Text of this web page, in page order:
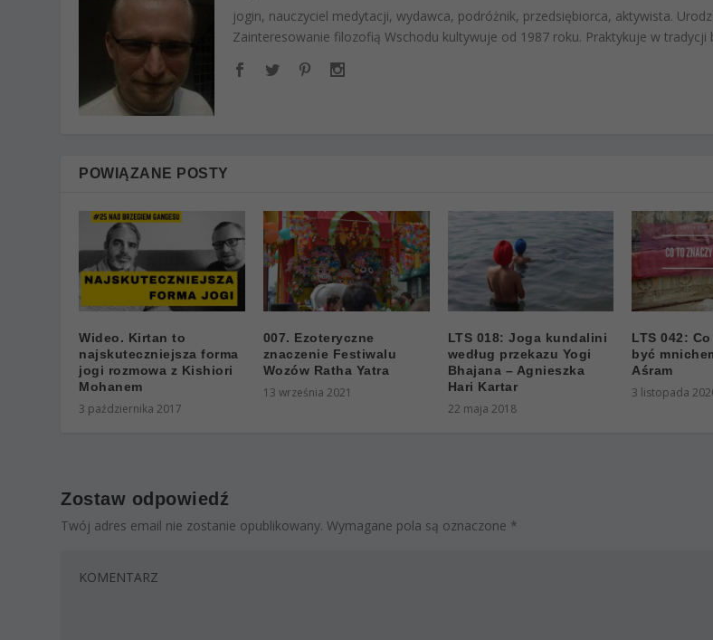
jogin, nauczyciel medytacji, wydawca, podróżnik, przedsiębiorca, aktywista.
Zainteresowanie filozofią Wschodu kultywuje od 1987 roku. Praktykuje w tradycji
POWIĄZANE POSTY
Wideo. Kirtan to
najskuteczniejsza forma
jogi rozmowa z Kishiori
Mohanem
3 października 2017
007. Ezoteryczne
znaczenie Festiwalu
Wozów Ratha Yatra
13 września 2021
LTS 018: Joga kundalini
według przekazu Yogi
Bhajana – Agnieszka
Hari Kartar
22 maja 2018
LTS 042:
być
Aśram
3 listopada
Zostaw odpowiedź
Twój adres email nie zostanie opublikowany. Wymagane pola są oznaczone *